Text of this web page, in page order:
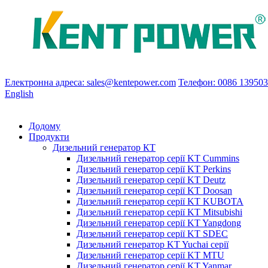
Електронна адреса: sales@kentepower.com Телефон: 0086
English
Додому
Продукти
Дизельний генератор КТ
Дизельний генератор серії KT Cummins
Дизельний генератор серії KT Perkins
Дизельний генератор серії KT Deutz
Дизельний генератор серії KT Doosan
Дизельний генератор серії KT KUBOTA
Дизельний генератор серії KT Mitsubishi
Дизельний генератор серії KT Yangdong
Дизельний генератор серії KT SDEC
Дизельний генератор KT Yuchai серії
Дизельний генератор серії KT MTU
Дизельний генератор серії KT Yanmar